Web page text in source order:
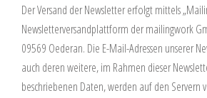
Der Versand der Newsletter erfolgt mittels
Newsletterversandplattform der mailingwork
09569 Oederan. Die E-Mail-Adressen unserer
auch deren weitere, im Rahmen dieser
beschriebenen Daten, werden auf den Servern